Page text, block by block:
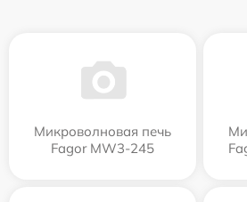
Микроволновая печь
Fagor MW3-245